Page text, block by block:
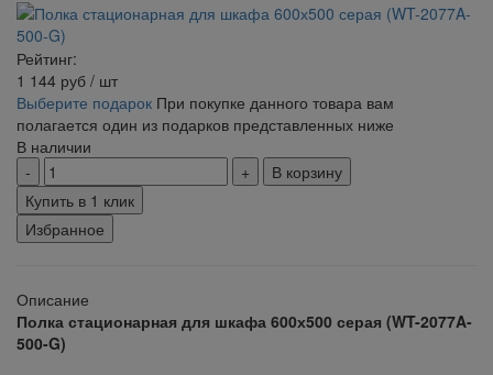
Рейтинг:
1 144 руб / шт
Выберите подарок При покупке данного товара вам
полагается один из подарков представленных ниже
В наличии
В корзину
Купить в 1 клик
Избранное
Описание
Полка стационарная для шкафа 600х500 серая (WT-2077A-
500-G)